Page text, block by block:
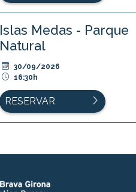
Islas Medas - Parque
Natural
30/09/2026
16:30h
RESERVAR